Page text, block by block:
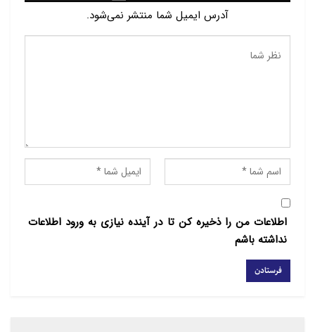
آدرس ایمیل شما منتشر نمی‌شود.
اطلاعات من را ذخیره کن تا در آینده نیازی به ورود اطلاعات
نداشته باشم